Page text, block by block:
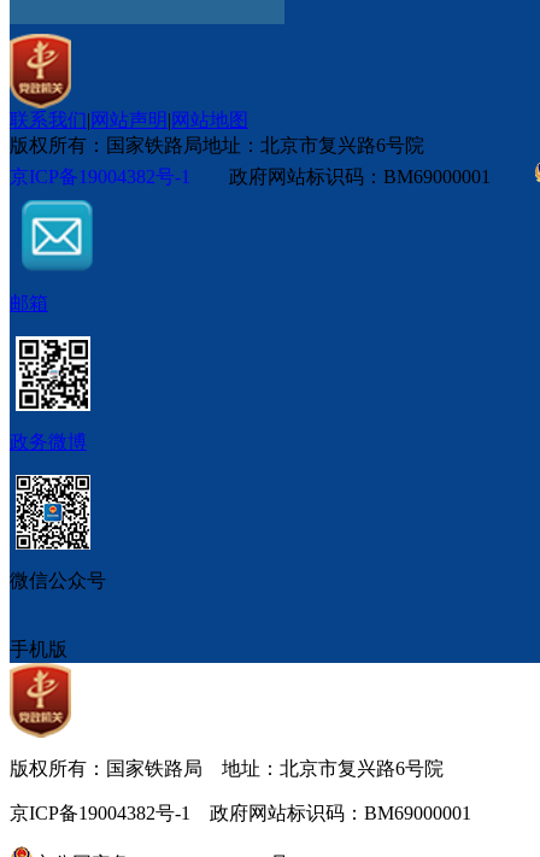
联系我们|网站声明|网站地图
版权所有：国家铁路局地址：北京市复兴路6号院
京ICP备19004382号-1
政府网站标识码：BM69000001
邮箱
政务微博
微信公众号
手机版
版权所有：国家铁路局 地址：北京市复兴路6号院
京ICP备19004382号-1 政府网站标识码：BM69000001